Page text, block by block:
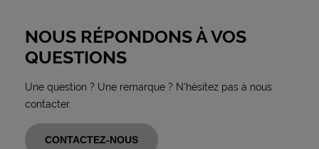
NOUS RÉPONDONS À VOS
QUESTIONS
Une question ? Une remarque ? N'hésitez pas à nous
contacter.
CONTACTEZ-NOUS